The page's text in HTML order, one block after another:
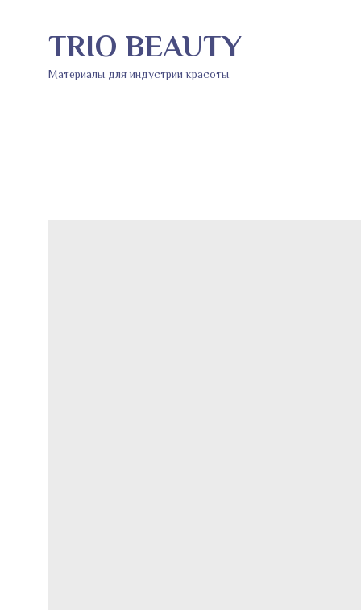
TRIO BEAUTY
Материалы для индустрии красоты